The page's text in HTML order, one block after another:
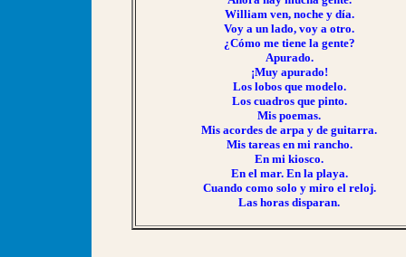
William ven, noche y día.
Voy a un lado, voy a otro.
¿Cómo me tiene la gente?
Apurado.
¡Muy apurado!
Los lobos que modelo.
Los cuadros que pinto.
Mis poemas.
Mis acordes de arpa y de guitarra.
Mis tareas en mi rancho.
En mi kiosco.
En el mar. En la playa.
Cuando como solo y miro el reloj.
Las horas disparan.